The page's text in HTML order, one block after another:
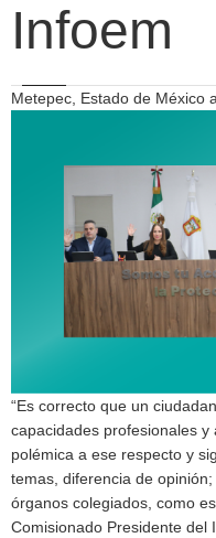
Infoem
Metepec, Estado de México
“Es correcto que un
capacidades profesionales
polémica a ese respecto y
temas, diferencia de
órganos colegiados, como
Comisionado Presidente del